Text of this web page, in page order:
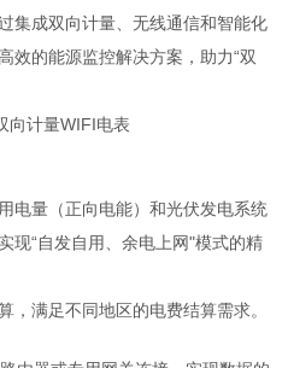
集成双向计量、无线通信和智能化
效的能源监控解决方案，助力“双
电量（正向电能）和光伏发电系统
现“自发自用、余电上网"模式的精
，满足不同地区的电费结算需求。